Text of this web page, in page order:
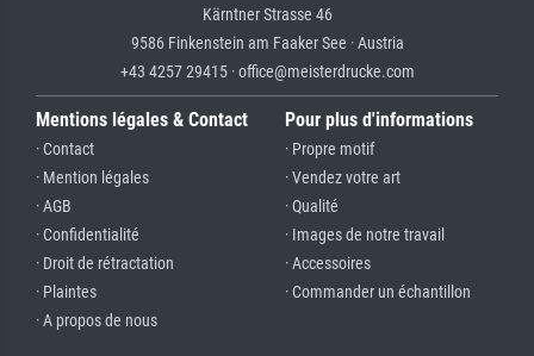
Kärntner Strasse 46
9586 Finkenstein am Faaker See · Austria
+43 4257 29415 · office@meisterdrucke.com
Mentions légales & Contact
· Contact
· Mention légales
· AGB
· Confidentialité
· Droit de rétractation
· Plaintes
· A propos de nous
Pour plus d'informations
· Propre motif
· Vendez votre art
· Qualité
· Images de notre travail
· Accessoires
· Commander un échantillon